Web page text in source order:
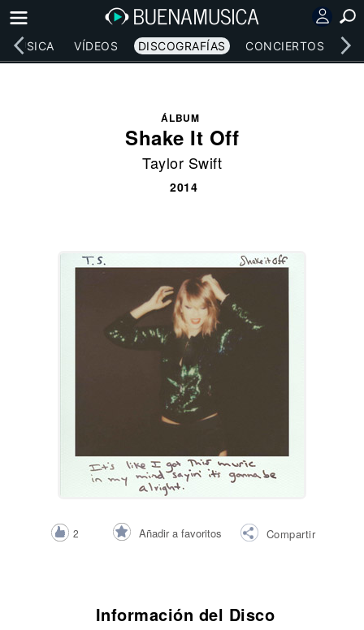
MÚSICA VÍDEOS DISCOGRAFÍAS CONCIERTOS
ÁLBUM
Shake It Off
Taylor Swift
2014
2 Añadir a favoritos Compartir
Información del Disco